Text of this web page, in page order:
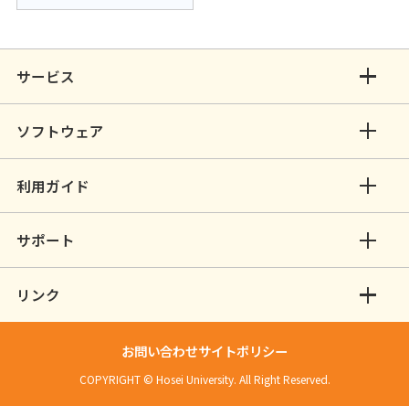
サービス
ソフトウェア
利用ガイド
サポート
リンク
お問い合わせサイトポリシー
COPYRIGHT © Hosei University. All Right Reserved.